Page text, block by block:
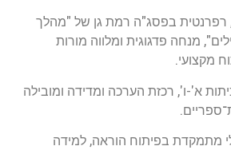
רפרנטית בפסג"ה רמת גן של "מהלך
מנחה פדגוגית ומלווה מורות
מקצועי.
א'-ו', רכזת הערכה ומדידה ומובילה
מתמקדת בפיתוח הוראה, למידה